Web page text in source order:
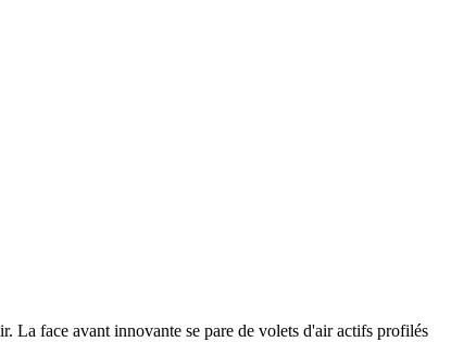
La face avant innovante se pare de volets d'air actifs profilés